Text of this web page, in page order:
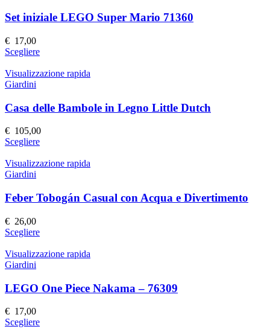
prodotto
Le
scelte
nella
pagina
prodotto
Set iniziale LEGO Super Mario 71360
€ 17,00
ScegliereQuesto
ha
Le
opzioni
possono
scelte
nella
pagina
prodotto
Visualizzazione rapida
Giardini
Casa delle Bambole in Legno Little Dutch
€ 105,00
ScegliereQuesto
ha
Le
opzioni
scelte
nella
pagina
prodotto
Visualizzazione rapida
Giardini
Feber Tobogán Casual con Acqua e Divertimento
€ 26,00
ScegliereQuesto
ha
Le
opzioni
scelte
Visualizzazione rapida
Giardini
LEGO One Piece Nakama – 76309
€ 17,00
ScegliereQuesto